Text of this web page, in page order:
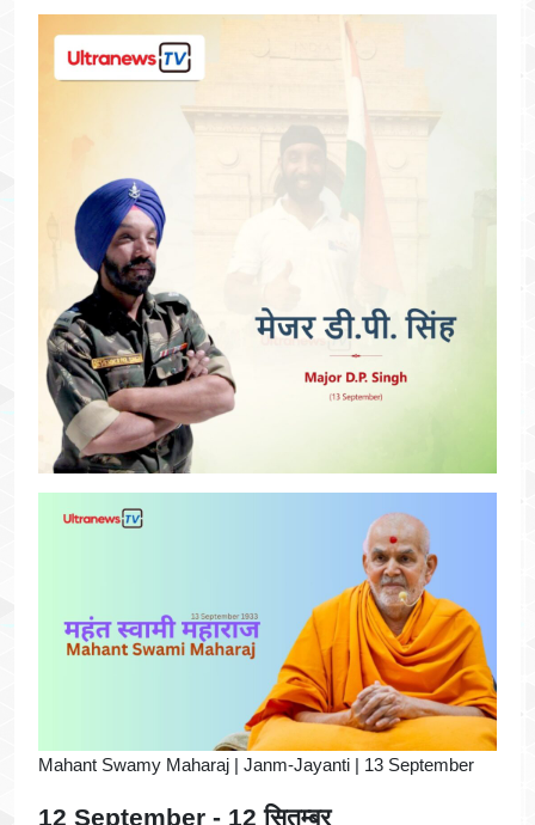
Mahant Swamy Maharaj | Janm-Jayanti | 13 September
12 September - 12 सितम्बर